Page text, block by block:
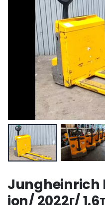
Jungheinrich
ion/ 2022г/